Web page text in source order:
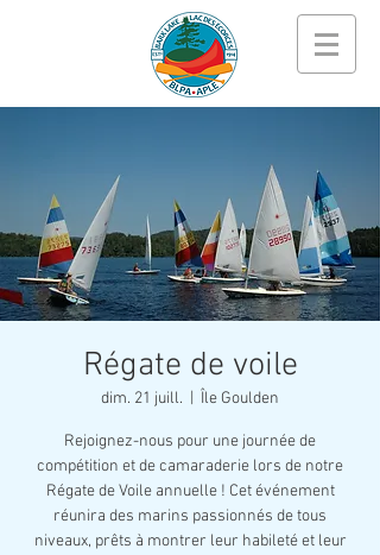
Régate de voile
dim. 21 juill. Île Goulden
Rejoignez-nous pour une journée de
compétition et de camaraderie lors de notre
Régate de Voile annuelle ! Cet événement
réunira des marins passionnés de tous
niveaux, prêts à montrer leur habileté et leur